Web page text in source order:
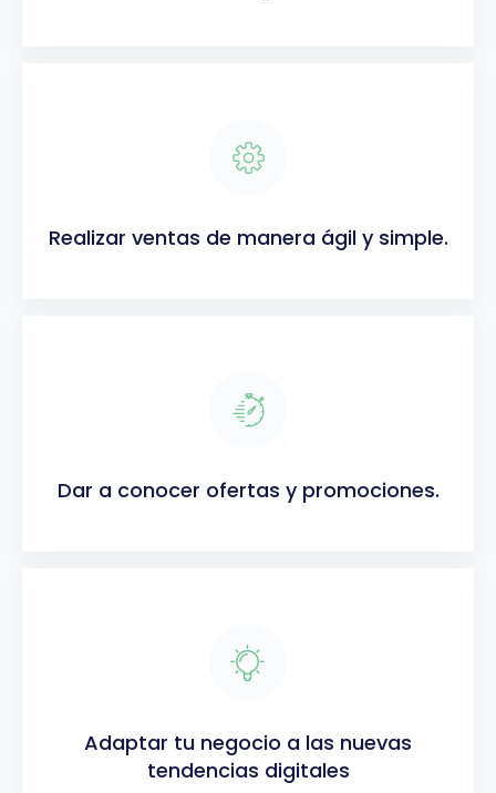
Realizar ventas de manera ágil y simple.
Dar a conocer ofertas y promociones.
Adaptar tu negocio a las nuevas
tendencias digitales